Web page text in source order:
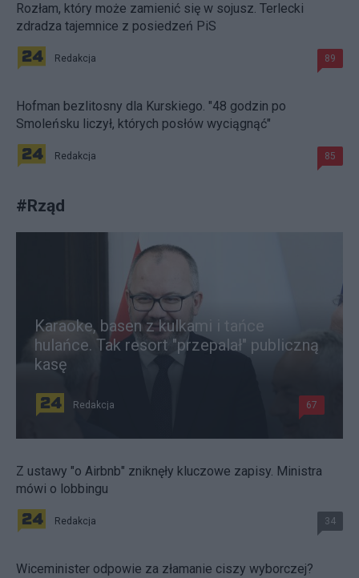
Rozłam, który może zamienić się w sojusz. Terlecki
zdradza tajemnice z posiedzeń PiS
Redakcja 89
Hofman bezlitosny dla Kurskiego. "48 godzin po
Smoleńsku liczył, których posłów wyciągnąć"
Redakcja 85
#Rząd
Karaoke, basen z kulkami i tańce
hulańce. Tak resort "przepalał" publiczną
kasę
Redakcja 67
Z ustawy "o Airbnb" zniknęły kluczowe zapisy. Ministra
mówi o lobbingu
Redakcja 34
Wiceminister odpowie za złamanie ciszy wyborczej?